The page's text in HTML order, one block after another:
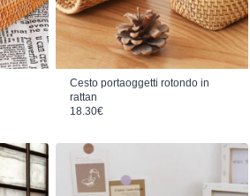
Cesto portaoggetti rotondo in
rattan
18.30€